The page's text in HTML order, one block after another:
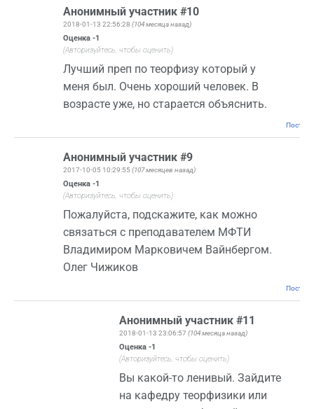
Анонимный участник #10
2018-01-13 22:56:28 (104 месяца назад)
Оценка -1
(Авторизуйтесь, чтобы оценить)
Лучший преп по теорфизу который у
меня был. Очень хороший человек. В
возрасте уже, но старается объяснить.
Анонимный участник #9
2017-10-05 10:29:55 (107 месяцев назад)
Оценка -1
(Авторизуйтесь, чтобы оценить)
Пожалуйста, подскажите, как можно
связаться с преподавателем МФТИ
Владимиром Марковичем Вайнбергом.
Олег Чижиков
Анонимный участник #11
2018-01-13 23:06:57(104 месяца назад)
Оценка-1
(Авторизуйтесь, чтобы оценить)
Вы какой-то ленивый. Зайдите
на кафедру теорфизики или